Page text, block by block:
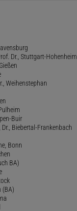
Dr., Stuttgart-Hohenheim
Weihenstephan
Buir
Biebertal-Frankenbach
Bonn
BA)
(BA)